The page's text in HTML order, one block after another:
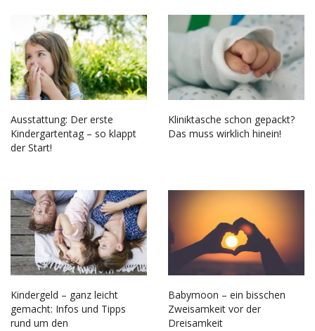
Ausstattung: Der erste
Kindergartentag – so klappt
der Start!
Kliniktasche schon gepackt?
Das muss wirklich hinein!
Kindergeld – ganz leicht
gemacht: Infos und Tipps
rund um den
Babymoon – ein bisschen
Zweisamkeit vor der
Dreisamkeit